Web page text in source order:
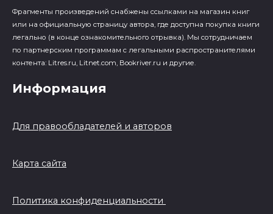
Фрагменты произведений cнабжены ссылками на магазин книг
или на официальную страницу автора, где доступна покупка книги
легально (в конце ознакомительного отрывка). Мы сотрудничаем
по партнерским программам с легальными распространителями
контента: Litres.ru, Litnet.com, Bookriver.ru и другие.
Информация
Для правообладателей и авторов
Карта сайта
Политика конфиденциальности